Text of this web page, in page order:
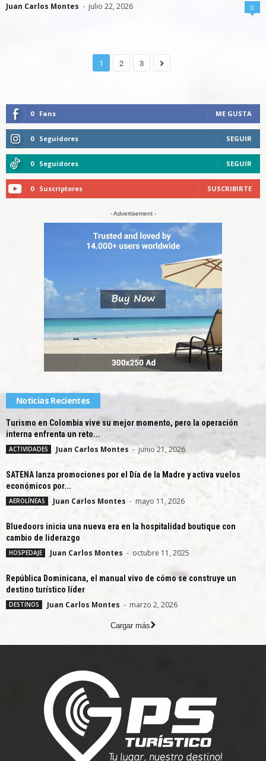
Juan Carlos Montes - julio 22, 2026 0
1 2 3
0 Fans ME GUSTA
0 Seguidores SEGUIR
0 Seguidores SEGUIR
0 Suscriptores SUSCRIBIRTE
- Advertisement -
Noticias Recientes
Turismo en Colombia vive su mejor momento, pero la operación
interna enfrenta un reto...
ACTIVIDADES Juan Carlos Montes - junio 21, 2026
SATENA lanza promociones por el Día de la Madre y activa vuelos
económicos por...
AEROLÍNEAS Juan Carlos Montes - mayo 11, 2026
Bluedoors inicia una nueva era en la hospitalidad boutique con
cambio de liderazgo
HOSPEDAJE Juan Carlos Montes - octubre 11, 2025
República Dominicana, el manual vivo de cómo se construye un
destino turístico líder
DESTINOS Juan Carlos Montes - marzo 2, 2026
Cargar más